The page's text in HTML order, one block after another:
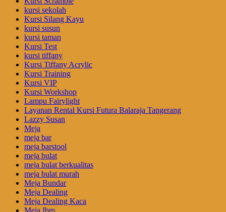
kursi sekolah
Kursi Silang Kayu
kursi susun
kursi taman
Kursi Test
kursi tiffany
Kursi Tiffany Acrylic
Kursi Training
Kursi VIP
Kursi Workshop
Lampu Fairylight
Layanan Rental Kursi Futura Balaraja Tangerang
Lazzy Susan
Meja
meja bar
meja barstool
meja bulat
meja bulat berkualitas
meja bulat murah
Meja Bundar
Meja Dealing
Meja Dealing Kaca
Meja Ibm